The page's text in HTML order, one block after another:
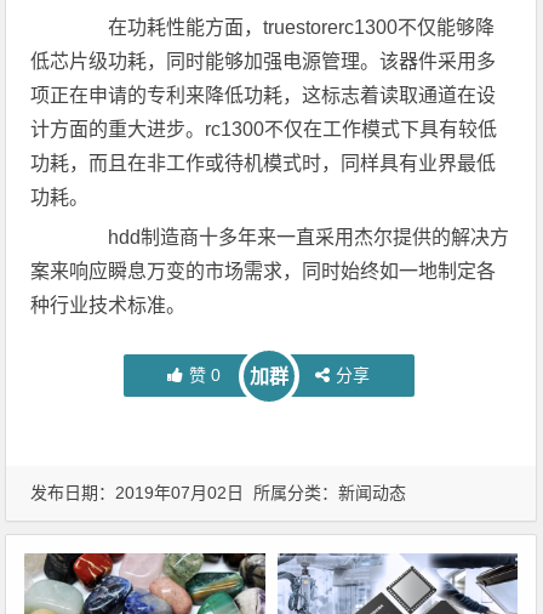
在功耗性能方面，truestorerc1300不仅能够降
低芯片级功耗，同时能够加强电源管理。该器件采用多
项正在申请的专利来降低功耗，这标志着读取通道在设
计方面的重大进步。rc1300不仅在工作模式下具有较低
功耗，而且在非工作或待机模式时，同样具有业界最低
功耗。
hdd制造商十多年来一直采用杰尔提供的解决方
案来响应瞬息万变的市场需求，同时始终如一地制定各
种行业技术标准。
赞 0 加群 分享
发布日期：2019年07月02日 所属分类：新闻动态